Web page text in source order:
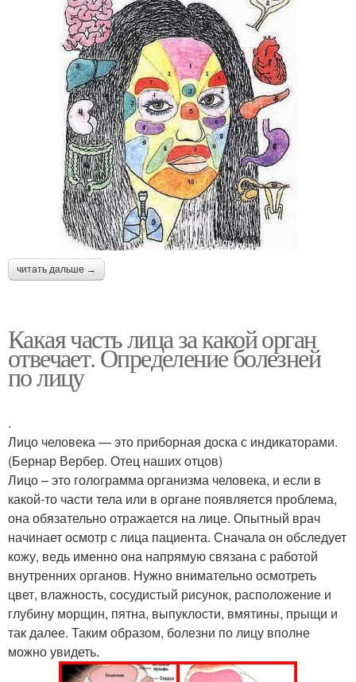
читать дальше →
Какая часть лица за какой орган
отвечает. Определение болезней
по лицу
.
Лицо человека — это приборная доска с индикаторами.
(Бернар Вербер. Отец наших отцов)
Лицо – это голограмма организма человека, и если в
какой-то части тела или в органе появляется проблема,
она обязательно отражается на лице. Опытный врач
начинает осмотр с лица пациента. Сначала он обследует
кожу, ведь именно она напрямую связана с работой
внутренних органов. Нужно внимательно осмотреть
цвет, влажность, сосудистый рисунок, расположение и
глубину морщин, пятна, выпуклости, вмятины, прыщи и
так далее. Таким образом, болезни по лицу вполне
можно увидеть.